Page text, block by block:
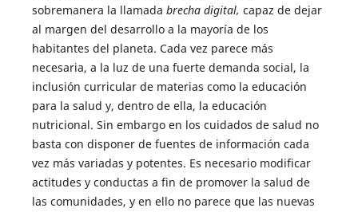
sobremanera la llamada brecha digital, capaz de dejar
al margen del desarrollo a la mayoría de los
habitantes del planeta. Cada vez parece más
necesaria, a la luz de una fuerte demanda social, la
inclusión curricular de materias como la educación
para la salud y, dentro de ella, la educación
nutricional. Sin embargo en los cuidados de salud no
basta con disponer de fuentes de información cada
vez más variadas y potentes. Es necesario modificar
actitudes y conductas a fin de promo­ver la salud de
las comunidades, y en ello no parece que las nuevas